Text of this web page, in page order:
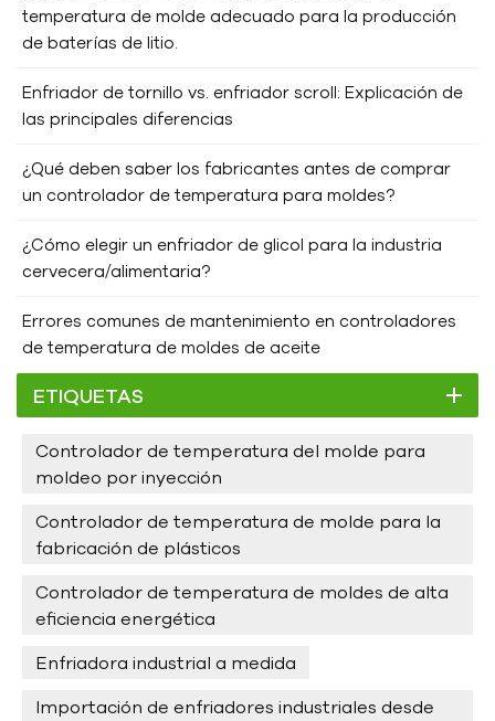
temperatura de molde adecuado para la producción
de baterías de litio.
Enfriador de tornillo vs. enfriador scroll: Explicación de
las principales diferencias
¿Qué deben saber los fabricantes antes de comprar
un controlador de temperatura para moldes?
¿Cómo elegir un enfriador de glicol para la industria
cervecera/alimentaria?
Errores comunes de mantenimiento en controladores
de temperatura de moldes de aceite
ETIQUETAS
Controlador de temperatura del molde para
moldeo por inyección
Controlador de temperatura de molde para la
fabricación de plásticos
Controlador de temperatura de moldes de alta
eficiencia energética
Enfriadora industrial a medida
Importación de enfriadores industriales desde